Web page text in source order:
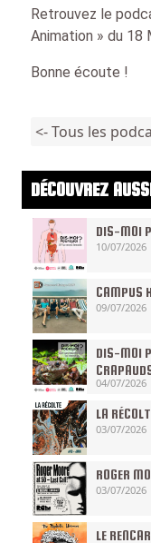
Retrouvez le
Animation » du 18
Bonne écoute !
<- Tous les
DÉCOUVREZ
DIS-MOI
10/07/2026
CAMPUS
09/07/2026
DIS-MOI
04/07/2026
LA
03/07/2026
ROGER
03/07/2026
LE